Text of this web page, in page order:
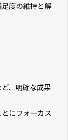
度の維持と解
、明確な成果
にフォーカス